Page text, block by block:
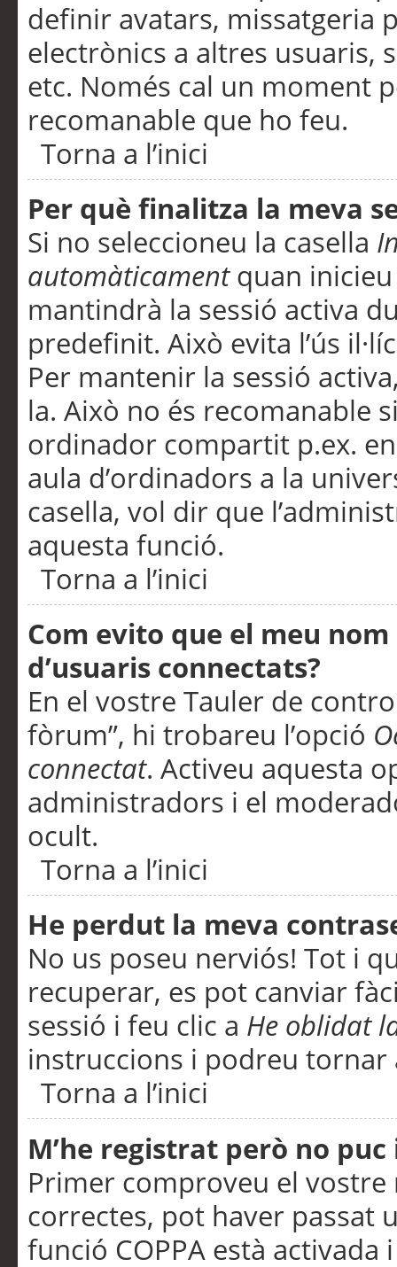
definir avatars, missatgeria
electrònics a altres usuaris,
etc. Només cal un moment
recomanable que ho feu.
Torna a l’inici
Per què finalitza la meva
Si no seleccioneu la casella
automàticamentquan inicieu
mantindrà la sessió activa
predefinit. Això evita l’ús
Per mantenir la sessió
la. Això no és recomanable
ordinador compartit p.ex.
aula d’ordinadors a la
casella, vol dir que
aquesta funció.
Torna a l’inici
Com evito que el meu
d’usuaris connectats?
En el vostre Tauler de
fòrum”, hi trobareu l’opció
connectat. Activeu aquesta
administradors i el
ocult.
Torna a l’inici
He perdut la meva
No us poseu nerviós! Tot i
recuperar, es pot canviar
sessió i feu clic a He oblidat
instruccions i podreu tornar
Torna a l’inici
M’he registrat però no
Primer comproveu el vostre
correctes, pot haver passat
funció COPPA està